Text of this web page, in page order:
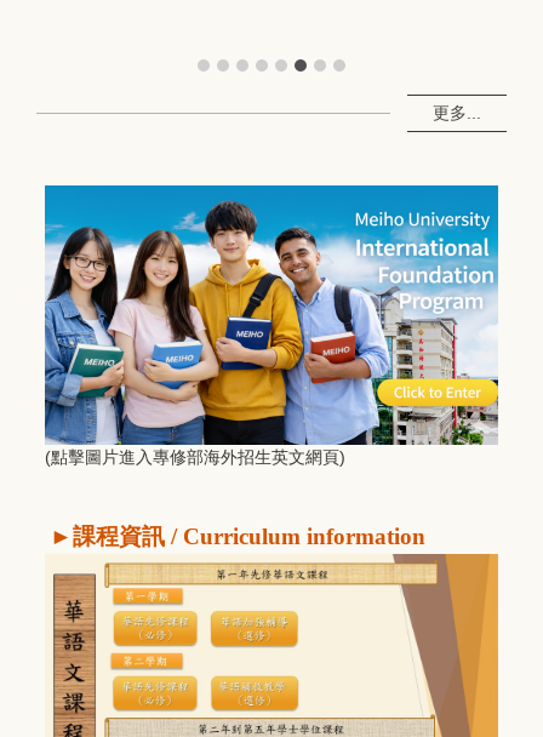
更多...
(點擊圖片進入專修部海外招生英文網頁)
►課程資訊 / Curriculum information